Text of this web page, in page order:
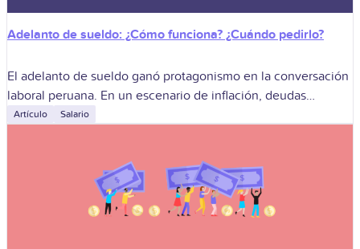
Adelanto de sueldo: ¿Cómo funciona? ¿Cuándo pedirlo?
El adelanto de sueldo ganó protagonismo en la conversación
laboral peruana. En un escenario de inflación, deudas
familiares y presión por cuidar el bienestar financiero, muchas
Artículo Salario